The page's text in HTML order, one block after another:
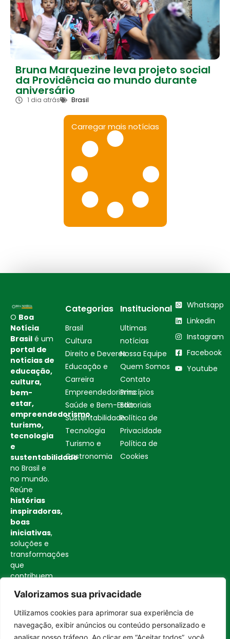
Valorizamos sua privacidade
Utilizamos cookies para aprimorar sua experiência de
navegação, exibir anúncios ou conteúdo personalizado e
analisar nosso tráfego. Ao clicar em “Aceitar todos”, você
Bruna Marquezine leva projeto social
da Providência ao mundo durante
aniversário
1 dia atrás Brasil
Carregar mais notícias
O Boa
Notícia
Brasil é um
portal de
notícias de
educação,
cultura,
bem-
estar,
empreendedorismo,
turismo,
tecnologia
e
sustentabilidade
no Brasil e
no mundo.
Reúne
histórias
inspiradoras,
boas
iniciativas,
soluções e
transformações
que
contribuem
sociedade
mais
consciente
e
Categorias
Brasil
Cultura
Direito e Deveres
Educação e
Carreira
Empreendedorismo
Saúde e Bem-Estar
Sustentabilidade
Tecnologia
Turismo e
Gastronomia
Institucional
Ultimas
notícias
Nossa Equipe
Quem Somos
Contato
Princípios
Editoriais
Política de
Privacidade
Política de
Cookies
Whatsapp
Linkedin
Instagram
Facebook
Youtube